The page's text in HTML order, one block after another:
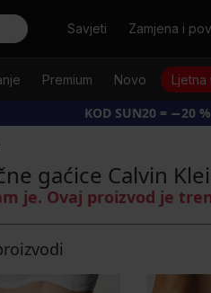
TražitiSavjeti Zamjena i
Premium Novo Ljetna
KOD SUN20 = −20
gaćice Calvin
je. Ovaj proizvod je